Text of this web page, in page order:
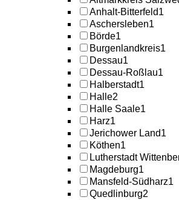
Anhalt-Bitterfeld1
Aschersleben1
Börde1
Burgenlandkreis1
Dessau1
Dessau-Roßlau1
Halberstadt1
Halle2
Halle Saale1
Harz1
Jerichower Land1
Köthen1
Lutherstadt
Magdeburg1
Mansfeld-Südharz1
Quedlinburg2